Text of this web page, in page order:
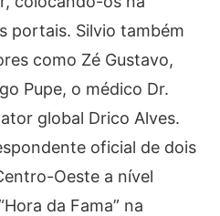
portais. Silvio também
como Zé Gustavo,
Pupe, o médico Dr.
global Drico Alves.
oficial de dois
Oeste a nível
da Fama” na